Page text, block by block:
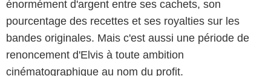
énormément d'argent entre ses cachets, son
pourcentage des recettes et ses royalties sur les
bandes originales. Mais c'est aussi une période de
renoncement d'Elvis à toute ambition
cinématographique au nom du profit.